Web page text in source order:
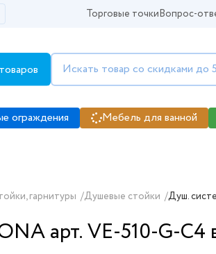
Торговые точкиВопрос-
ограждения Мебель для ванной
гарнитуры /Душевые стойки /Душ.
арт. VE-510-G-C4